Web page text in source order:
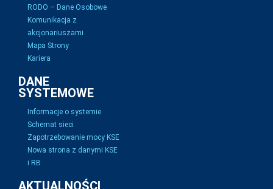
RODO – Dane Osobowe
Komunikacja z
akcjonariuszami
Mapa Strony
Kariera
DANE
SYSTEMOWE
Informacje o systemie
Schemat sieci
Zapotrzebowanie mocy KSE
Nowa strona z danymi KSE
i RB
AKTUALNOŚCI